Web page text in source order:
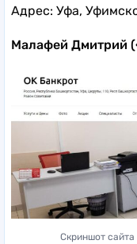
Адрес: Уфа,
Малафей Дмитрий
Скриншот